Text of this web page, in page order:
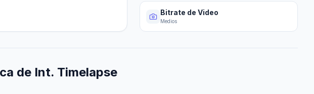
Bitrate de Video
Medios
de Int. Timelapse